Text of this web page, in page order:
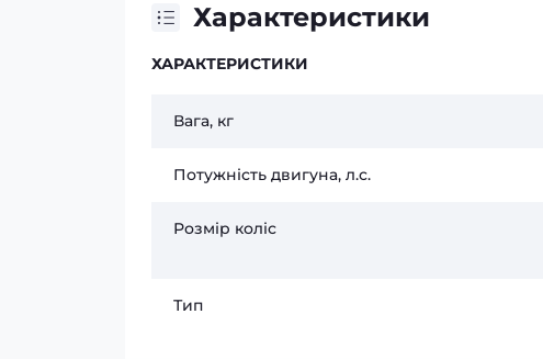
Характеристики
ХАРАКТЕРИСТИКИ
Вага, кг
Потужність двигуна, л.с.
Розмір коліс
Тип